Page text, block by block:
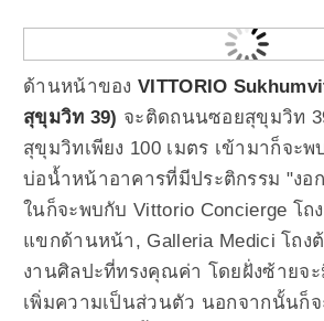
ด้านหน้าของ VITTORIO
สุขุมวิท 39) จะติดถนนซอยสุขุมวิท
สุขุมวิทเพียง 100 เมตร เข้ามาก็จะพ
บ่อน้ำหน้าอาคารที่มีประติกรรม "งอ
ในก็จะพบกับ Vittorio Concierge โถ
แขกด้านหน้า, Galleria Medici โถง
งานศิลปะที่ทรงคุณค่า โดยฝั่งซ้ายจะ
เพิ่มความเป็นส่วนตัว นอกจากนั้นก็